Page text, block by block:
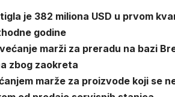
je 382 miliona USD u prvom
godine
marži za preradu na bazi
zbog zaokreta
marže za proizvode koji se